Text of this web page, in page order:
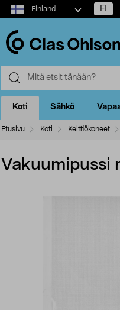
Select
market
Finland FI
Koti Sähkö
Etusivu Koti Keittiökoneet
Vakuumipussi